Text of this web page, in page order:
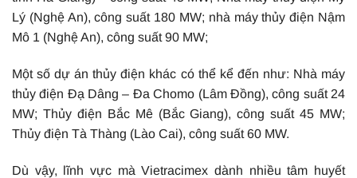
Lý (Nghệ An), công suất 180 MW; nhà máy thủy điện Nậm
Mô 1 (Nghệ An), công suất 90 MW;
Một số dự án thủy điện khác có thể kể đến như: Nhà máy
thủy điện Đạ Dâng – Đa Chomo (Lâm Đồng), công suất 24
MW; Thủy điện Bắc Mê (Bắc Giang), công suất 45 MW;
Thủy điện Tà Thàng (Lào Cai), công suất 60 MW.
Dù vậy, lĩnh vực mà Vietracimex dành nhiều tâm huyết